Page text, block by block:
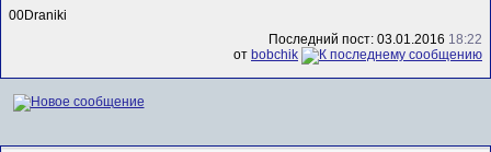
00Draniki
Последний пост: 03.01.2016 18:22
от bobchik